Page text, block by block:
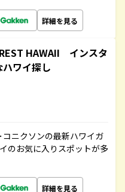
詳細を見る
HAWAII インスタ
ワイ探し
ニクソンの最新ハワイガ
のお気に入りスポットが多
詳細を見る